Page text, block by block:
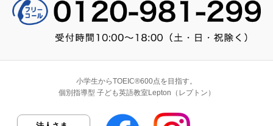
小学生からTOEIC®600点を目指す。
個別指導型 子ども英語教室Lepton（レプトン）